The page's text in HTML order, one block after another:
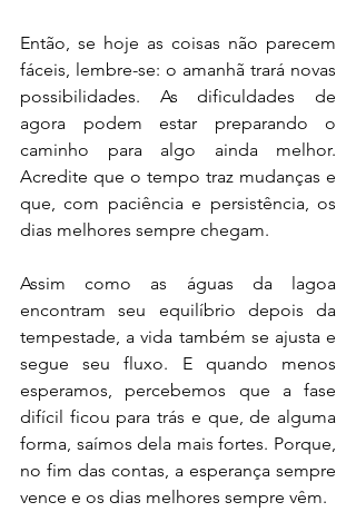
Então, se hoje as coisas não parecem
fáceis, lembre-se: o amanhã trará novas
possibilidades. As dificuldades de
agora podem estar preparando o
caminho para algo ainda melhor.
Acredite que o tempo traz mudanças e
que, com paciência e persistência, os
dias melhores sempre chegam.
Assim como as águas da lagoa
encontram seu equilíbrio depois da
tempestade, a vida também se ajusta e
segue seu fluxo. E quando menos
esperamos, percebemos que a fase
difícil ficou para trás e que, de alguma
forma, saímos dela mais fortes. Porque,
no fim das contas, a esperança sempre
vence e os dias melhores sempre vêm.